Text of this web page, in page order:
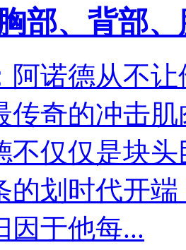
部、背部
阿诺德从不
传奇的冲击
不仅仅是块
的划时代开
因于他每...